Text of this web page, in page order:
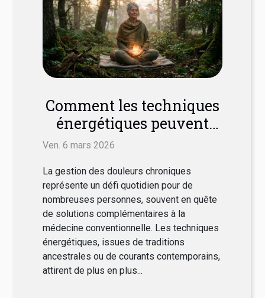
Comment les techniques
énergétiques peuvent
soulager les douleurs
Ven. 6 mars 2026
La gestion des douleurs chroniques
représente un défi quotidien pour de
nombreuses personnes, souvent en quête
de solutions complémentaires à la
médecine conventionnelle. Les techniques
énergétiques, issues de traditions
ancestrales ou de courants contemporains,
attirent de plus en plus...